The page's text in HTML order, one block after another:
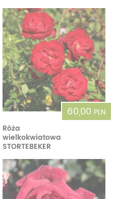
60,00 PLN
Róża
wielkokwiatowa
STORTEBEKER